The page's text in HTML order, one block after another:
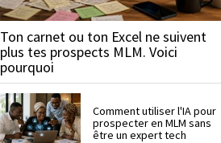
Ton carnet ou ton Excel ne suivent
plus tes prospects MLM. Voici
pourquoi
Comment utiliser l'IA pour
prospecter en MLM sans
être un expert tech